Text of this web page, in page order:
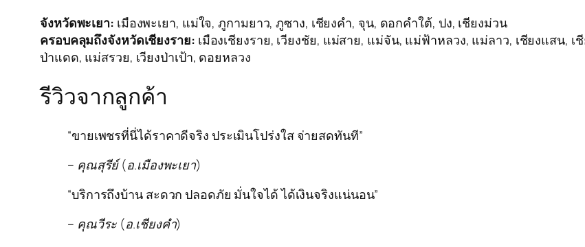
จังหวัดพะเยา: เมืองพะเยา, แม่ใจ, ภูกามยาว, ภูซาง, เชียงคำ, จุน, ดอกคำใต้, ปง, เชียงม่วน
ครอบคลุมถึงจังหวัดเชียงราย: เมืองเชียงราย, เวียงชัย, แม่สาย, แม่จัน, แม่ฟ้าหลวง, แม่ลาว, เชียงแสน, เ
ป่าแดด, แม่สรวย, เวียงป่าเป้า, ดอยหลวง
รีวิวจากลูกค้า
“ขายเพชรที่นี่ได้ราคาดีจริง ประเมินโปร่งใส จ่ายสดทันที”
– คุณสุรีย์ (อ.เมืองพะเยา)
“บริการถึงบ้าน สะดวก ปลอดภัย มั่นใจได้ ได้เงินจริงแน่นอน”
– คุณวีระ (อ.เชียงคำ)